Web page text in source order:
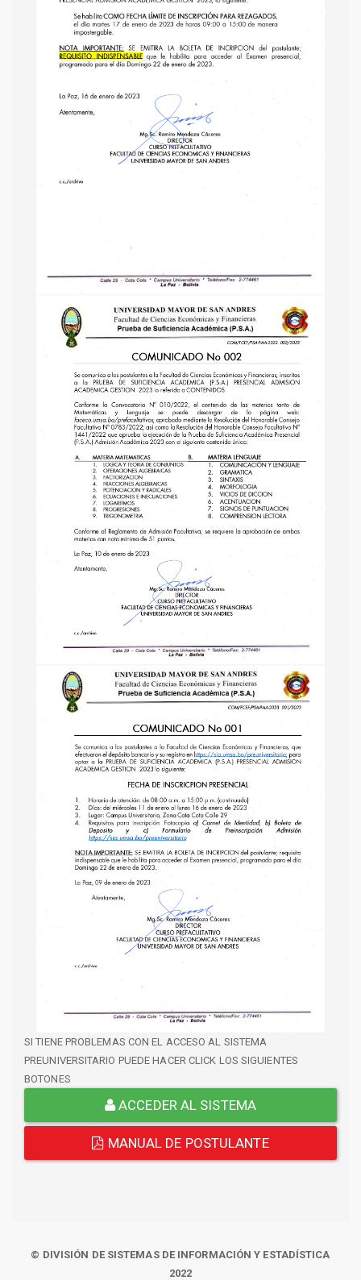
SI TIENE PROBLEMAS CON EL ACCESO AL SISTEMA
PREUNIVERSITARIO PUEDE HACER CLICK LOS SIGUIENTES
BOTONES
ACCEDER AL SISTEMA
MANUAL DE POSTULANTE
© DIVISIÓN DE SISTEMAS DE INFORMACIÓN Y ESTADÍSTICA
2022